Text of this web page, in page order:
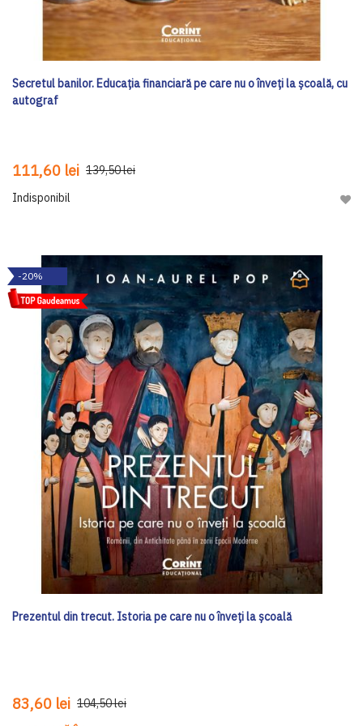
Secretul banilor. Educația financiară pe care nu o înveți la școală, cu
autograf
111,60 lei 139,50 lei
Indisponibil
-20%
Prezentul din trecut. Istoria pe care nu o înveți la școală
83,60 lei 104,50 lei